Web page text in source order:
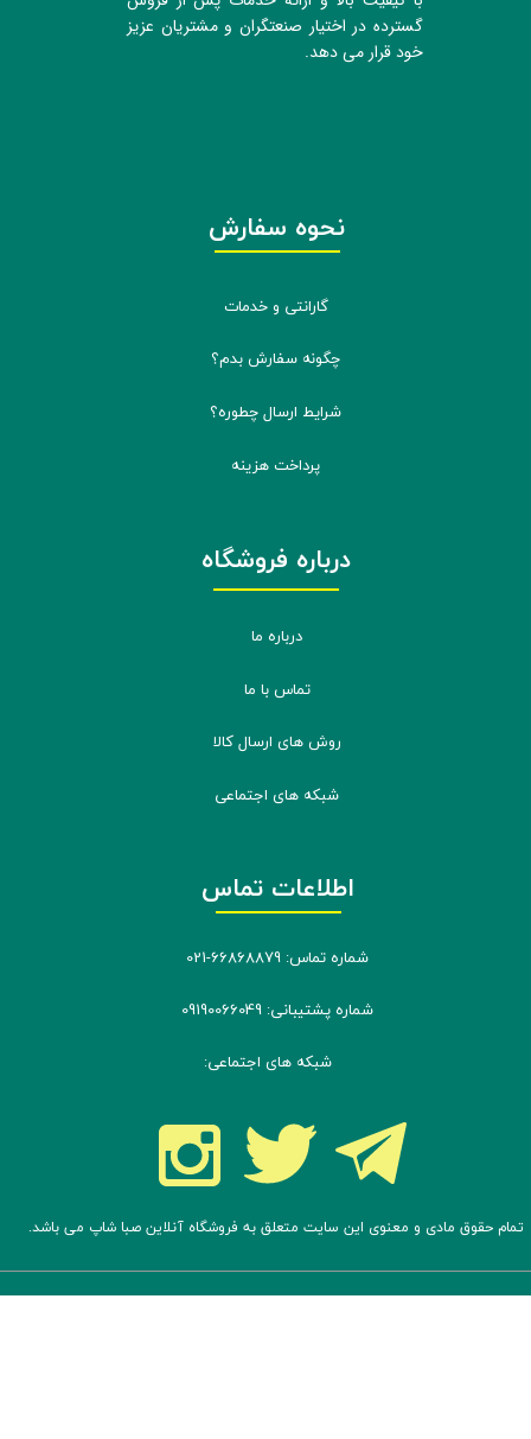
گسترده در اختیار صنعتگران و مشتریان عزیز
خود قرار می دهد.
شماره تماس: 66868879-021
شماره پشتیبانی: 09190066049
شبکه های اجتماعی:
نحوه سفارش
گارانتی و خدمات
چگونه سفارش بدم؟
شرایط ارسال چطوره؟
پرداخت هزینه
تمام حقوق مادی و معنوی این سایت متعلق به فروشگاه آنلاین صبا شاپ می باشد.
درباره فروشگاه
درباره ما
تماس با ما
روش های ارسال کالا
شبکه های اجتماعی
اطلاعات تماس